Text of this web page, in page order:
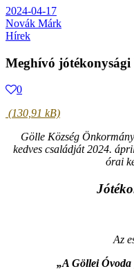
2024-04-17
Novák Márk
Hírek
Meghívó
0
Gölle Község
kedves családját 2024.
órai
Az
„A Göllei Óvoda